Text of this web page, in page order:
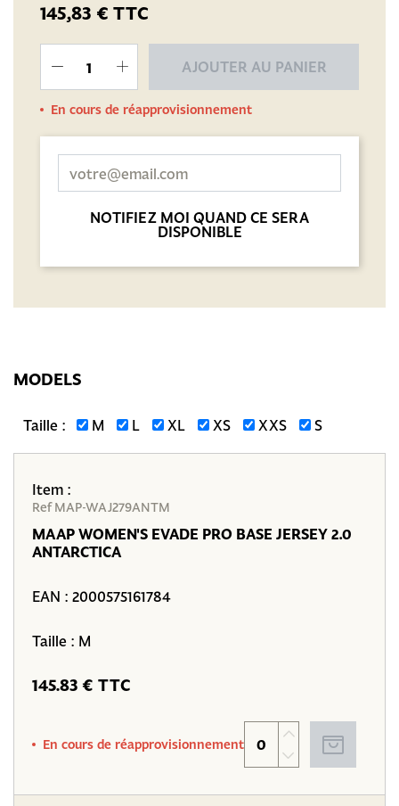
145,83 € TTC
AJOUTER AU PANIER
En cours de réapprovisionnement
NOTIFIEZ MOI QUAND CE SERA
DISPONIBLE
MODELS
Taille : M L XL XS XXS S
Item :
Ref MAP-WAJ279ANTM
MAAP WOMEN'S EVADE PRO BASE JERSEY 2.0
ANTARCTICA
EAN : 2000575161784
Taille : M
145.83 € TTC
En cours de réapprovisionnement